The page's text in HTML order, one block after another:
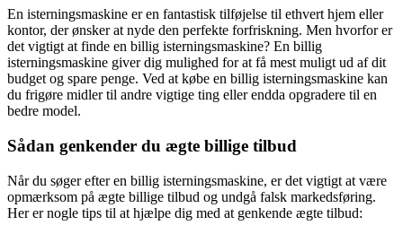
En isterningsmaskine er en fantastisk tilføjelse til ethvert hjem eller
kontor, der ønsker at nyde den perfekte forfriskning. Men hvorfor er
det vigtigt at finde en billig isterningsmaskine? En billig
isterningsmaskine giver dig mulighed for at få mest muligt ud af dit
budget og spare penge. Ved at købe en billig isterningsmaskine kan
du frigøre midler til andre vigtige ting eller endda opgradere til en
bedre model.
Sådan genkender du ægte billige tilbud
Når du søger efter en billig isterningsmaskine, er det vigtigt at være
opmærksom på ægte billige tilbud og undgå falsk markedsføring.
Her er nogle tips til at hjælpe dig med at genkende ægte tilbud: